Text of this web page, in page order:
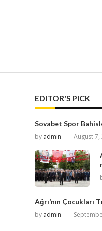
EDITOR'S PICK
Sovabet Spor
by admin August 7,
Ağrı’nın Çocukları
by admin